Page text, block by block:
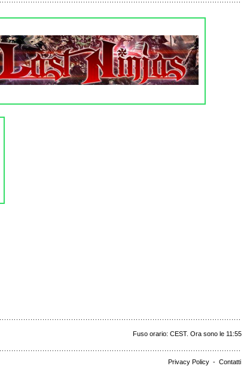
Fuso orario: CEST. Ora sono le 11:55
Privacy Policy - Contatti